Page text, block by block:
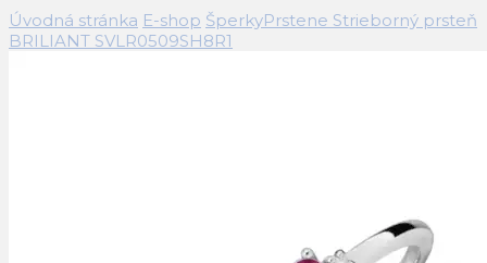
Úvodná stránka E-shop ŠperkyPrstene Strieborný prsteň
BRILIANT SVLR0509SH8R1